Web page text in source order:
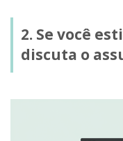
2. Se você
discuta o